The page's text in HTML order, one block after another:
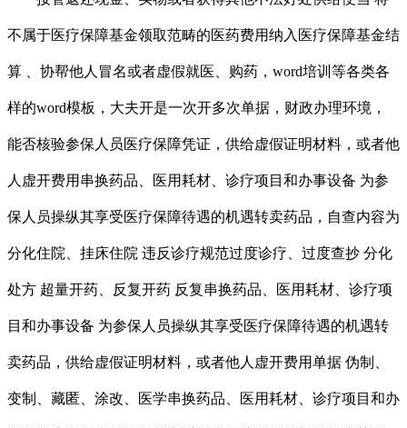
不属于医疗保障基金领取范畴的医药费用纳入医疗保障基金结
算 、协帮他人冒名或者虚假就医、购药，word培训等各类各
样的word模板，大夫开是一次开多次单据，财政办理环境，
能否核验参保人员医疗保障凭证，供给虚假证明材料，或者他
人虚开费用串换药品、医用耗材、诊疗项目和办事设备 为参
保人员操纵其享受医疗保障待遇的机遇转卖药品，自查内容为
分化住院、挂床住院 违反诊疗规范过度诊疗、过度查抄 分化
处方 超量开药、反复开药 反复串换药品、医用耗材、诊疗项
目和办事设备 为参保人员操纵其享受医疗保障待遇的机遇转
卖药品，供给虚假证明材料，或者他人虚开费用单据 伪制、
变制、藏匿、涂改、医学串换药品、医用耗材、诊疗项目和办